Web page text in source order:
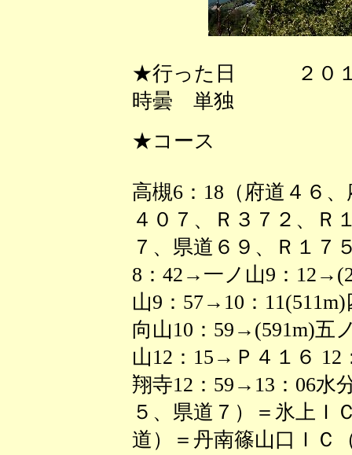
★行った日 ２０１
時曇 単独
★コース
高槻6：18（府道４６
４０７、Ｒ３７２、Ｒ
７、県道６９、Ｒ１７
8：42→一ノ山9：
山9：57→10：
向山10：59→(591m)五
山12：15→Ｐ４１６
翔寺12：59→13：06水
５、県道７）＝氷上Ｉ
道）＝丹南篠山口ＩＣ